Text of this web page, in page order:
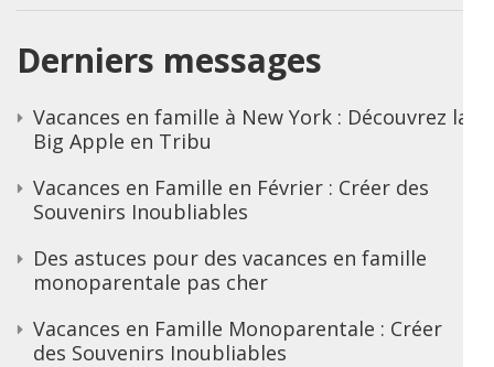
Derniers messages
Vacances en famille à New York : Découvrez la
Big Apple en Tribu
Vacances en Famille en Février : Créer des
Souvenirs Inoubliables
Des astuces pour des vacances en famille
monoparentale pas cher
Vacances en Famille Monoparentale : Créer
des Souvenirs Inoubliables